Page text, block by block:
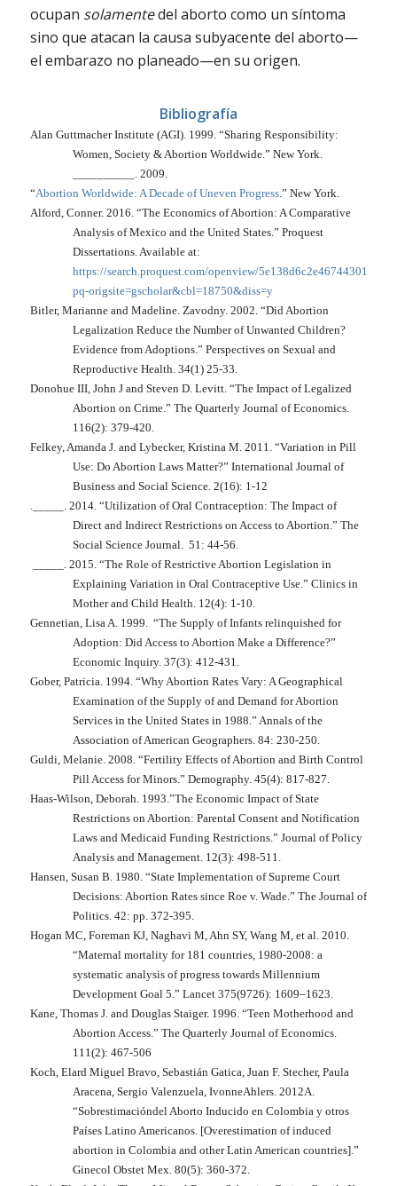
ocupan solamentedel aborto como un síntoma
sino que atacan la causa subyacente del aborto—
el embarazo no planeado—en su origen.
Bibliografía
Alan Guttmacher Institute (AGI). 1999. “Sharing Responsibility:
Women, Society & Abortion Worldwide.” New York.
__________. 2009.
“Abortion Worldwide: A Decade of Uneven Progress.” New York.
Alford, Conner. 2016. “The Economics of Abortion: A Comparative
Analysis of Mexico and the United States.” Proquest
Dissertations. Available at:
https://search.proquest.com/openview/
pq-origsite=gscholar&cbl=18750&diss=y
Bitler, Marianne and Madeline. Zavodny. 2002. “Did Abortion
Legalization Reduce the Number of Unwanted Children?
Evidence from Adoptions.” Perspectives on Sexual and
Reproductive Health . 34(1) 25-33.
Donohue III, John J and Steven D. Levitt. “The Impact of Legalized
Abortion on Crime.” The Quarterly Journal of Economics.
116(2): 379-420.
Felkey, Amanda J. and Lybecker, Kristina M. 2011. “Variation in Pill
Use: Do Abortion Laws Matter?” International Journal of
Business and Social Science. 2(16): 1-12
_____. 2014. “Utilization of Oral Contraception: The Impact of
Direct and Indirect Restrictions on Access to Abortion.” The
Social Science Journal
51: 44-56.
_____. 2015. “The Role of Restrictive Abortion Legislation in
Explaining Variation in Oral Contraceptive Use.” Clinics in
Mother and Child Health . 12(4): 1-10.
Gennetian, Lisa A. 1999.
“The Supply of Infants relinquished for
Adoption: Did Access to Abortion Make a Difference?”
Economic Inquiry. 37(3): 412-431.
Gober, Patricia. 1994. “Why Abortion Rates Vary: A Geographical
Examination of the Supply of and Demand for Abortion
Services in the United States in 1988.” Annals of the
Association of American Geographers. 84: 230-250.
Guldi, Melanie. 2008. “Fertility Effects of Abortion and Birth Control
Pill Access for Minors.” Demography. 45(4): 817-827.
Haas-Wilson, Deborah. 1993.”The Economic Impact of State
Restrictions on Abortion: Parental Consent and Notification
Laws and Medicaid Funding Restrictions.” Journal of Policy
Analysis and Management. 12(3): 498-511.
Hansen, Susan B. 1980. “State Implementation of Supreme Court
Decisions: Abortion Rates since Roe v. Wade.” The Journal of
Politics. 42: pp. 372-395.
Hogan MC, Foreman KJ, Naghavi M, Ahn SY, Wang M, et al. 2010.
“Maternal mortality for 181 countries, 1980-2008: a
systematic analysis of progress towards Millennium
Development Goal 5.” Lancet 375(9726): 1609–1623.
Kane, Thomas J. and Douglas Staiger. 1996. “Teen Motherhood and
Abortion Access.” The Quarterly Journal of Economics.
111(2): 467-506
Koch, Elard Miguel Bravo, Sebastián Gatica, Juan F. Stecher, Paula
Aracena, Sergio Valenzuela, IvonneAhlers. 2012A.
“Sobrestimacióndel Aborto Inducido en Colombia y otros
Países Latino Americanos. [Overestimation of induced
abortion in Colombia and other Latin American countries].”
Ginecol Obstet Mex . 80(5): 360-372.